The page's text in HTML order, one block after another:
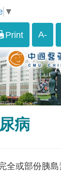
▼
Print A-
病
全或部份胰